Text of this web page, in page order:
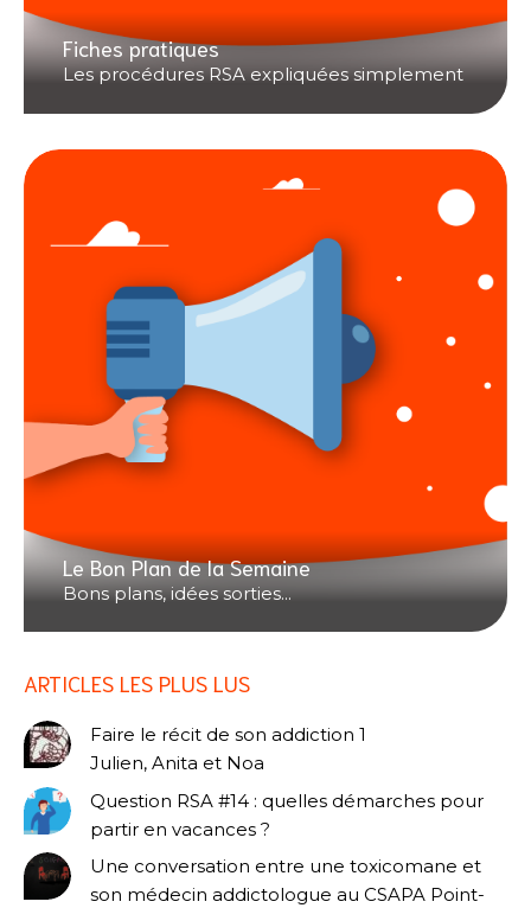
Fiches pratiques
Les procédures RSA expliquées simplement
Le Bon Plan de la Semaine
Bons plans, idées sorties...
ARTICLES LES PLUS LUS
Faire le récit de son addiction 1
Julien, Anita et Noa
Question RSA #14 : quelles démarches pour
partir en vacances ?
Une conversation entre une toxicomane et
son médecin addictologue au CSAPA Point-